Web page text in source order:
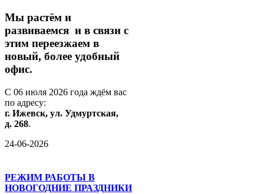
Мы растём и
развиваемся и в связи с
этим переезжаем в
новый, более удобный
офис.
С 06 июля 2026 года ждём вас
по адресу:
г. Ижевск, ул. Удмуртская,
д. 268.
24-06-2026
РЕЖИМ РАБОТЫ В
НОВОГОДНИЕ ПРАЗДНИКИ